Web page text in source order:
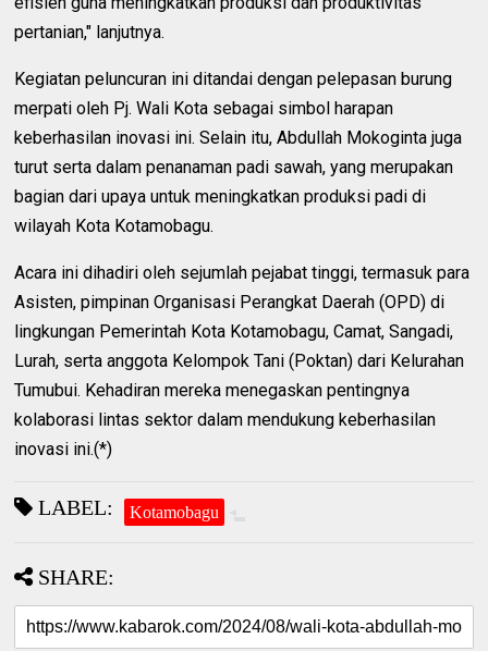
pertanian," lanjutnya.
Kegiatan peluncuran ini ditandai dengan pelepasan burung
merpati oleh Pj. Wali Kota sebagai simbol harapan
keberhasilan inovasi ini. Selain itu, Abdullah Mokoginta juga
turut serta dalam penanaman padi sawah, yang merupakan
bagian dari upaya untuk meningkatkan produksi padi di
wilayah Kota Kotamobagu.
Acara ini dihadiri oleh sejumlah pejabat tinggi, termasuk para
Asisten, pimpinan Organisasi Perangkat Daerah (OPD) di
lingkungan Pemerintah Kota Kotamobagu, Camat, Sangadi,
Lurah, serta anggota Kelompok Tani (Poktan) dari Kelurahan
Tumubui. Kehadiran mereka menegaskan pentingnya
kolaborasi lintas sektor dalam mendukung keberhasilan
inovasi ini.(*)
LABEL: Kotamobagu
SHARE: